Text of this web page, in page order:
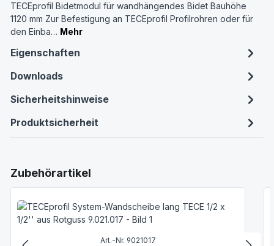
TECEprofil Bidetmodul für wandhängendes Bidet Bauhöhe
1120 mm Zur Befestigung an TECEprofil Profilrohren oder für
den Einba… Mehr
Eigenschaften
Downloads
Sicherheitshinweise
Produktsicherheit
Produktgalerie überspringen
Zubehörartikel
Art.-Nr. 9021017